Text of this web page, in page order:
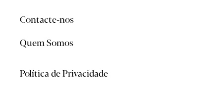
Contacte-nos
Quem Somos
Política de Privacidade